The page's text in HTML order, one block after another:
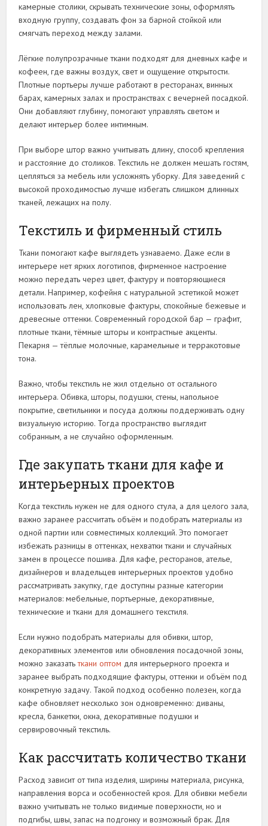
камерные столики, скрывать технические зоны, оформлять
входную группу, создавать фон за барной стойкой или
смягчать переход между залами.
Лёгкие полупрозрачные ткани подходят для дневных кафе и
кофеен, где важны воздух, свет и ощущение открытости.
Плотные портьеры лучше работают в ресторанах, винных
барах, камерных залах и пространствах с вечерней посадкой.
Они добавляют глубину, помогают управлять светом и
делают интерьер более интимным.
При выборе штор важно учитывать длину, способ крепления
и расстояние до столиков. Текстиль не должен мешать гостям,
цепляться за мебель или усложнять уборку. Для заведений с
высокой проходимостью лучше избегать слишком длинных
тканей, лежащих на полу.
Текстиль и фирменный стиль
Ткани помогают кафе выглядеть узнаваемо. Даже если в
интерьере нет ярких логотипов, фирменное настроение
можно передать через цвет, фактуру и повторяющиеся
детали. Например, кофейня с натуральной эстетикой может
использовать лен, хлопковые фактуры, спокойные бежевые и
древесные оттенки. Современный городской бар — графит,
плотные ткани, тёмные шторы и контрастные акценты.
Пекарня — тёплые молочные, карамельные и терракотовые
тона.
Важно, чтобы текстиль не жил отдельно от остального
интерьера. Обивка, шторы, подушки, стены, напольное
покрытие, светильники и посуда должны поддерживать одну
визуальную историю. Тогда пространство выглядит
собранным, а не случайно оформленным.
Где закупать ткани для кафе и
интерьерных проектов
Когда текстиль нужен не для одного стула, а для целого зала,
важно заранее рассчитать объём и подобрать материалы из
одной партии или совместимых коллекций. Это помогает
избежать разницы в оттенках, нехватки ткани и случайных
замен в процессе пошива. Для кафе, ресторанов, ателье,
дизайнеров и владельцев интерьерных проектов удобно
рассматривать закупку, где доступны разные категории
материалов: мебельные, портьерные, декоративные,
технические и ткани для домашнего текстиля.
Если нужно подобрать материалы для обивки, штор,
декоративных элементов или обновления посадочной зоны,
можно заказатьткани оптом для интерьерного проекта и
заранее выбрать подходящие фактуры, оттенки и объём под
конкретную задачу. Такой подход особенно полезен, когда
кафе обновляет несколько зон одновременно: диваны,
кресла, банкетки, окна, декоративные подушки и
сервировочный текстиль.
Как рассчитать количество ткани
Расход зависит от типа изделия, ширины материала, рисунка,
направления ворса и особенностей кроя. Для обивки мебели
важно учитывать не только видимые поверхности, но и
подгибы, швы, запас на подгонку и возможный брак. Для